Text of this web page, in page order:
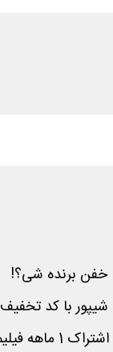
شیپور با کد تخفیف
فیلیمو